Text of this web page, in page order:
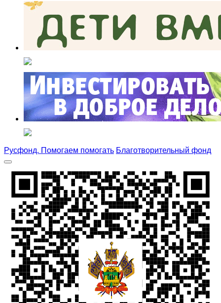
Русфонд. Помогаем помогать Благотворительный фонд